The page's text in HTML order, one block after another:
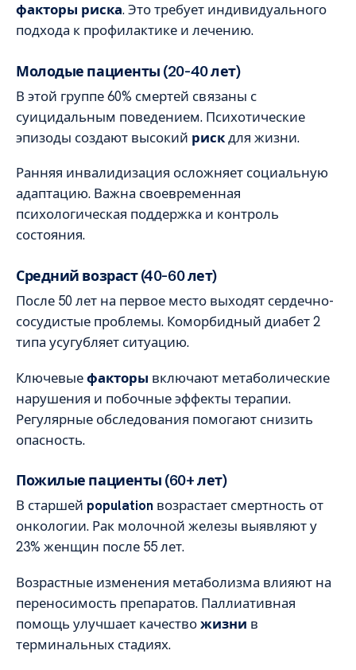
факторы риска. Это требует индивидуального
подхода к профилактике и лечению.
Молодые пациенты (20-40 лет)
В этой группе 60% смертей связаны с
суицидальным поведением. Психотические
эпизоды создают высокий рискдля жизни.
Ранняя инвалидизация осложняет социальную
адаптацию. Важна своевременная
психологическая поддержка и контроль
состояния.
Средний возраст (40-60 лет)
После 50 лет на первое место выходят сердечно-
сосудистые проблемы. Коморбидный диабет 2
типа усугубляет ситуацию.
Ключевыефакторы включают метаболические
нарушения и побочные эффекты терапии.
Регулярные обследования помогают снизить
опасность.
Пожилые пациенты (60+ лет)
В старшей population возрастает смертность от
онкологии. Рак молочной железы выявляют у
23% женщин после 55 лет.
Возрастные изменения метаболизма влияют на
переносимость препаратов. Паллиативная
помощь улучшает качествожизни в
терминальных стадиях.